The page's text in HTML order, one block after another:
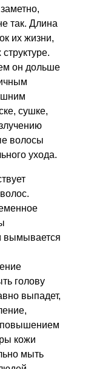
так. Длина
их жизни,
он дольше
сушке,
волосы
ухода.
вымывается
голову
выпадет,
повышением
кожи
мыть